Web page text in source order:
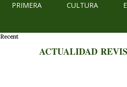
PRIMERA CULTURA
Recent
ACTUALIDAD